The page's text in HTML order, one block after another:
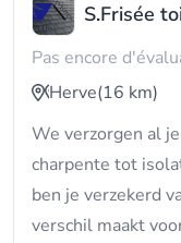
S.Frisée
Pas encore
Herve(16 km)
We verzorgen al
charpente tot
ben je verzekerd
verschil maakt